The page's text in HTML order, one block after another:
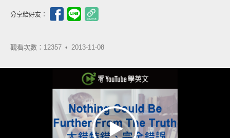
分享給好友：
觀看次數：12357 • 2013-11-08